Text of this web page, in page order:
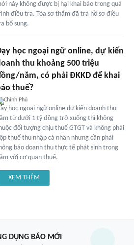
này không được bị hại khai báo trong quá
điều tra. Tòa sơ thẩm đã trả hồ sơ điều
bổ sung.
học ngoại ngữ online, dự kiến
thu khoảng 500 triệu
năm, có phải ĐKKD để khai
thuế?
Chính Phủ
học ngoại ngữ online dự kiến doanh thu
từ dưới 1 tỷ đồng trở xuống thì không
đối tượng chịu thuế GTGT và không phải
thuế thu nhập cá nhân nhưng cần phải
báo doanh thu thực tế phát sinh trong
với cơ quan thuế.
XEM THÊM
DỤNG BÁO MỚI